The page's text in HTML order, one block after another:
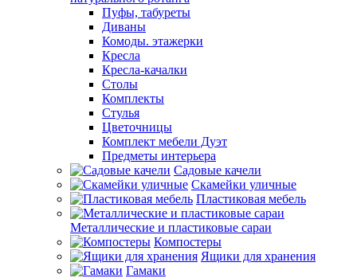
Пуфы, табуреты
Диваны
Комоды. этажерки
Кресла
Кресла-качалки
Столы
Комплекты
Стулья
Цветочницы
Комплект мебели Дуэт
Предметы интерьера
Садовые качели
Скамейки уличные
Пластиковая мебель
Металлические и пластиковые сараи
Компостеры
Ящики для хранения
Гамаки